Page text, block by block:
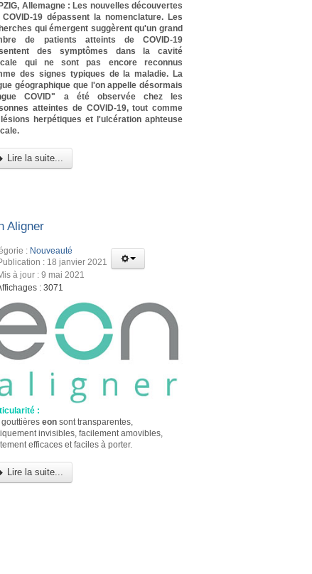
Allemagne : Les nouvelles découvertes
19 dépassent la nomenclature. Les
qui émergent suggèrent qu'un grand
de patients atteints de COVID-19
des symptômes dans la cavité
qui ne sont pas encore reconnus
des signes typiques de la maladie. La
géographique que l'on appelle désormais
COVID" a été observée chez les
atteintes de COVID-19, tout comme
lésions herpétiques et l'ulcération aphteuse
Lire la suite...
Aligner
: Nouveauté
: 18 janvier 2021
à jour : 9 mai 2021
: 3071
:
gouttièreseon sont transparentes,
invisibles, facilement amovibles,
efficaces et faciles à porter.
Lire la suite...